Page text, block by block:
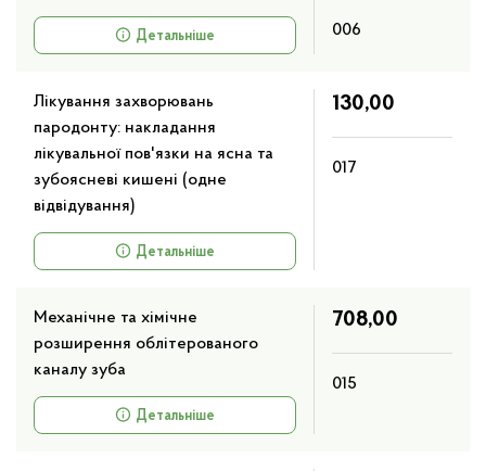
006
Детальніше
Лікування захворювань
пародонту: накладання
лікувальної пов'язки на ясна та
зубоясневі кишені (одне
відвідування)
130,00
017
Детальніше
Механічне та хімічне
розширення облітерованого
каналу зуба
708,00
015
Детальніше